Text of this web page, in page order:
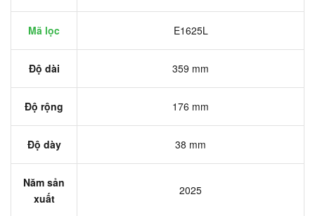
Mã lọc E1625L
Độ dài 359 mm
Độ rộng 176 mm
Độ dày 38 mm
Năm sản
xuất
2025